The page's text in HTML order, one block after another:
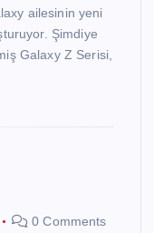
ailesinin yeni
Şimdiye
Galaxy Z Serisi,
0 Comments